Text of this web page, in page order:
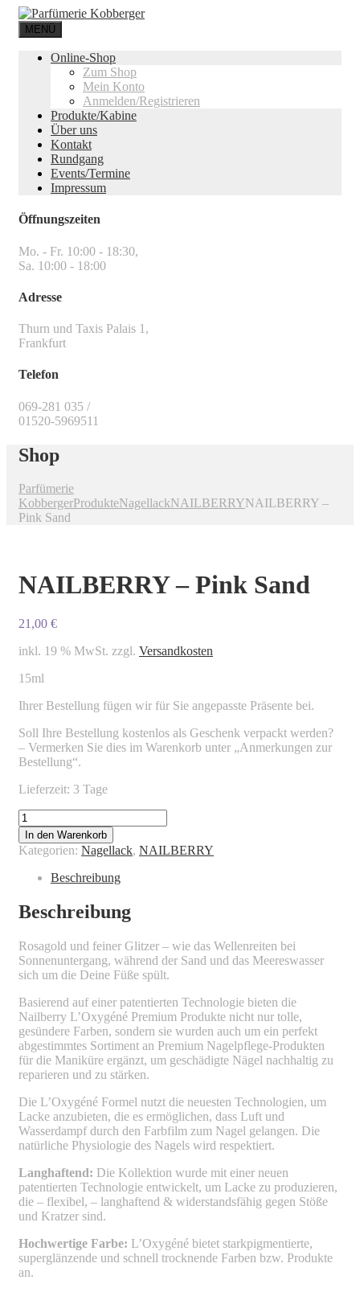
MENÜ
Online-Shop
Zum Shop
Mein Konto
Anmelden/Registrieren
Produkte/Kabine
Über uns
Kontakt
Rundgang
Events/Termine
Impressum
Öffnungszeiten
Mo. - Fr. 10:00 - 18:30,
Sa. 10:00 - 18:00
Adresse
Thurn und Taxis Palais 1,
Frankfurt
Telefon
069-281 035 /
01520-5969511
Shop
Parfümerie
KobbergerProdukteNagellackNAILBERRYNAILBERRY –
Pink Sand
NAILBERRY – Pink Sand
21,00 €
inkl. 19 % MwSt. zzgl. Versandkosten
15ml
Ihrer Bestellung fügen wir für Sie angepasste Präsente bei.
Soll Ihre Bestellung kostenlos als Geschenk verpackt werden?
– Vermerken Sie dies im Warenkorb unter „Anmerkungen zur
Bestellung“.
Lieferzeit: 3 Tage
NAILBERRY
-
Pink
Sand
Menge
In den Warenkorb
Kategorien: Nagellack, NAILBERRY
Beschreibung
Beschreibung
Rosagold und feiner Glitzer – wie das Wellenreiten bei
Sonnenuntergang, während der Sand und das Meereswasser
sich um die Deine Füße spült.
Basierend auf einer patentierten Technologie bieten die
Nailberry L’Oxygéné Premium Produkte nicht nur tolle,
gesündere Farben, sondern sie wurden auch um ein perfekt
abgestimmtes Sortiment an Premium Nagelpflege-Produkten
für die Maniküre ergänzt, um geschädigte Nägel nachhaltig zu
reparieren und zu stärken.
Die L’Oxygéné Formel nutzt die neuesten Technologien, um
Lacke anzubieten, die es ermöglichen, dass Luft und
Wasserdampf durch den Farbfilm zum Nagel gelangen. Die
natürliche Physiologie des Nagels wird respektiert.
Langhaftend: Die Kollektion wurde mit einer neuen
patentierten Technologie entwickelt, um Lacke zu produzieren,
die – flexibel, – langhaftend & widerstandsfähig gegen Stöße
und Kratzer sind.
Hochwertige Farbe: L’Oxygéné bietet starkpigmentierte,
superglänzende und schnell trocknende Farben bzw. Produkte
an.